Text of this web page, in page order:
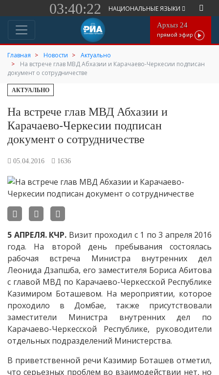
03:40:22 НАЦИОНАЛЬНЫЕ ЯЗЫКИ
Архыз 24
прямой эфир
Главная Новости
Актуально
На встрече глав МВД Абхазии и Карачаево-Черкесии подписан
документ о сотрудничестве
АКТУАЛЬНО
На встрече глав МВД Абхазии и
Карачаево-Черкесии подписан
документ о сотрудничестве
05.04.2016 1636
5 АПРЕЛЯ. КЧР. Визит проходил с 1 по 3 апреля 2016
года. На второй день пребывания состоялась
рабочая встреча Министра внутренних дел
Леонида Дзапшба, его заместителя Бориса Абитова
с главой МВД по Карачаево-Черкесской Республике
Казимиром Боташевом. На мероприятии, которое
проходило в Домбае, также присутствовали
заместители Министра внутренних дел по
Карачаево-Черкесской Республике, руководители
отдельных подразделений Министерства.
В приветственной речи Казимир Боташев отметил,
что серьезных проблем во взаимодействии нет, но